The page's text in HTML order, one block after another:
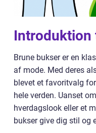
Introduktion
Brune bukser er en
af mode. Med deres
blevet et favoritvalg
hele verden. Uanset
hverdagslook eller et
bukser give dig stil og